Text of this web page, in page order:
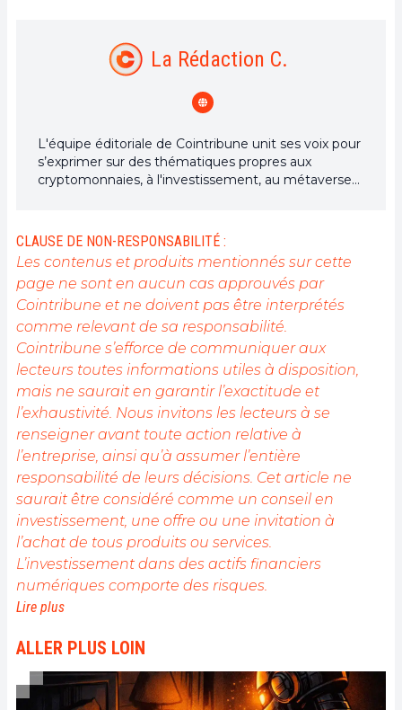
La Rédaction C.
L'équipe éditoriale de Cointribune unit ses voix pour
s’exprimer sur des thématiques propres aux
cryptomonnaies, à l'investissement, au métaverse
CLAUSE DE NON-RESPONSABILITÉ :
Les contenus et produits mentionnés sur cette
page ne sont en aucun cas approuvés par
Cointribune et ne doivent pas être interprétés
comme relevant de sa responsabilité.
Cointribune s’efforce de communiquer aux
lecteurs toutes informations utiles à disposition,
mais ne saurait en garantir l’exactitude et
l’exhaustivité. Nous invitons les lecteurs à se
renseigner avant toute action relative à
l’entreprise, ainsi qu’à assumer l’entière
responsabilité de leurs décisions. Cet article ne
saurait être considéré comme un conseil en
investissement, une offre ou une invitation à
l’achat de tous produits ou services.
L’investissement dans des actifs financiers
numériques comporte des risques.
Lire plus
ALLER PLUS LOIN